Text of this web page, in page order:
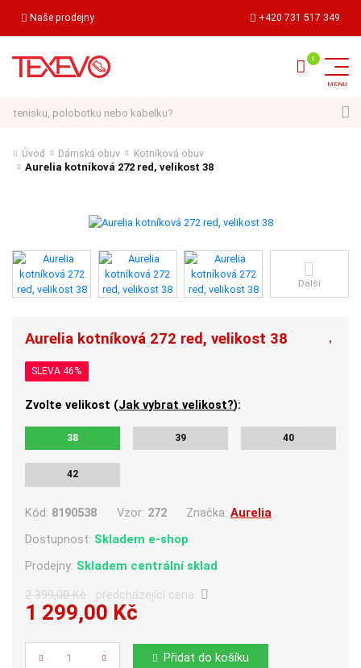
Naše prodejny +420 731 517 349
Úvod Dámská obuv Kotníková obuv
Aurelia kotníková 272 red, velikost 38
Další
Aurelia kotníková 272 red, velikost 38
SLEVA 46%
Zvolte velikost (Jak vybrat velikost?):
38 39 40
42
Kód: 8190538 Vzor: 272 Značka: Aurelia
Dostupnost: Skladem e-shop
Prodejny: Skladem centrální sklad
2 399,00 Kč předcházející cena
1 299,00 Kč
Počet
Přidat do košíku